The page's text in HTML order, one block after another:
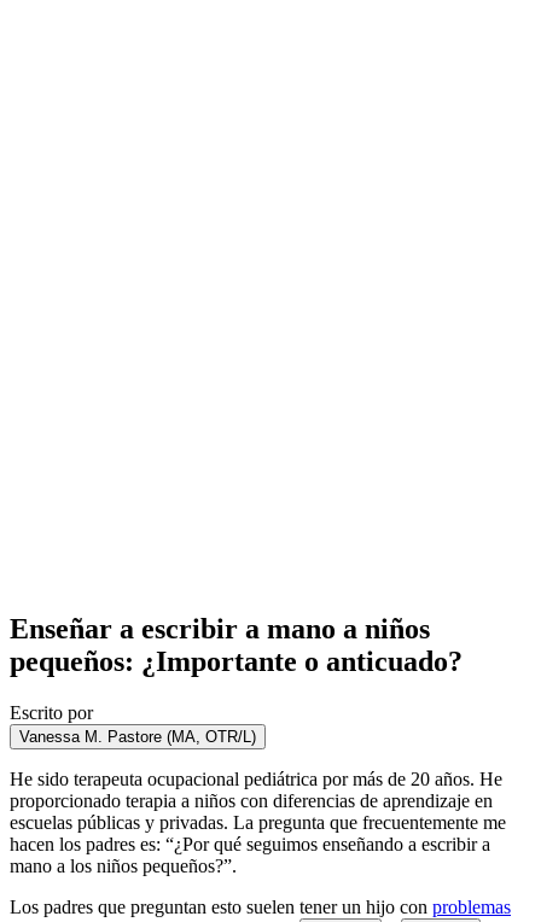
Enseñar a escribir a mano a niños
pequeños: ¿Importante o anticuado?
Escrito por
Vanessa M. Pastore (MA, OTR/L)
He sido terapeuta ocupacional pediátrica por más de 20 años. He
proporcionado terapia a niños con diferencias de aprendizaje en
escuelas públicas y privadas. La pregunta que frecuentemente me
hacen los padres es: “¿Por qué seguimos enseñando a escribir a
mano a los niños pequeños?”.
Los padres que preguntan esto suelen tener un hijo con problemas